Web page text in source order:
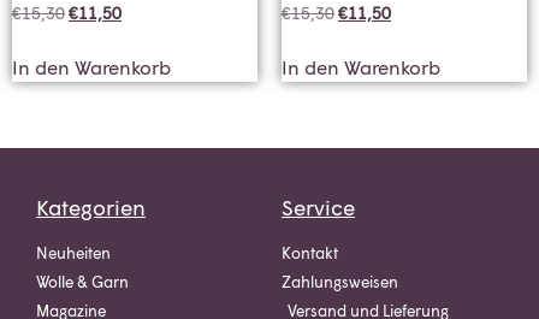
€15,30€11,50
In den Warenkorb
€15,30€11,50
In den Warenkorb
Kategorien
Neuheiten
Wolle & Garn
Magazine
Service
Kontakt
Zahlungsweisen
Versand und Lieferung